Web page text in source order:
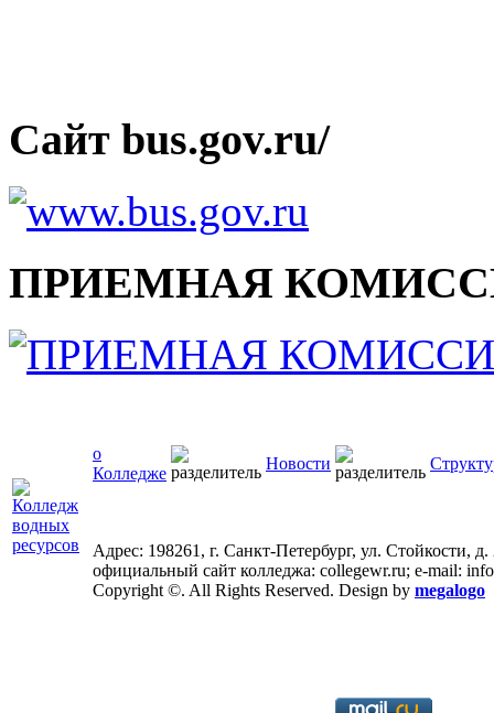
Сайт bus.gov.ru/
ПРИЕМНАЯ
о
Колледже
Новости
Адрес: 198261, г. Санкт-Петербург, ул. Стойкости,
официальный сайт колледжа: collegewr.ru; e-mail:
Copyright ©. All Rights Reserved. Design by megalogo